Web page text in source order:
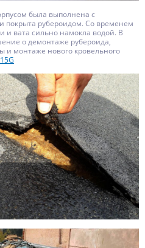
была выполнена с
покрыта рубероидом. Со временем
и вата сильно намокла водой. В
о демонтаже рубероида,
монтаже нового кровельного
G